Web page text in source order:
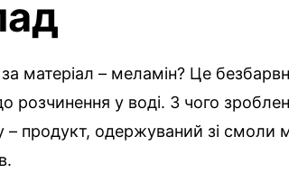
матеріал – меламін? Це
розчинення у воді. З чого
– продукт, одержуваний зі смоли